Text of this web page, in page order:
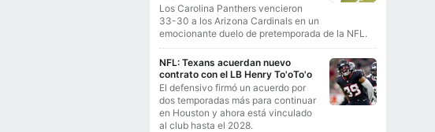
Los Carolina Panthers vencieron
33-30 a los Arizona Cardinals en un
emocionante duelo de pretemporada de la NFL.
NFL: Texans acuerdan nuevo
contrato con el LB Henry To'oTo'o
El defensivo firmó un acuerdo por
dos temporadas más para continuar
en Houston y ahora está vinculado
al club hasta el 2028.